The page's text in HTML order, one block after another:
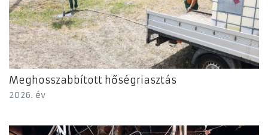
Meghosszabbított hőségriasztás
2026. év